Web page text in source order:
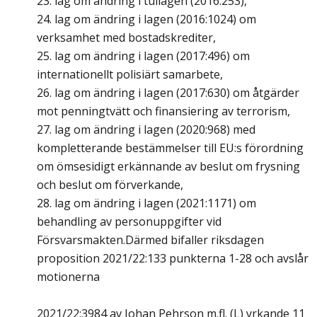
24. lag om ändring i lagen (2016:1024) om
verksamhet med bostadskrediter,
25. lag om ändring i lagen (2017:496) om
internationellt polisiärt samarbete,
26. lag om ändring i lagen (2017:630) om åtgärder
mot penningtvätt och finansiering av terrorism,
27. lag om ändring i lagen (2020:968) med
kompletterande bestämmelser till EU:s förordning
om ömsesidigt erkännande av beslut om frysning
och beslut om förverkande,
28. lag om ändring i lagen (2021:1171) om
behandling av personuppgifter vid
Försvarsmakten.Därmed bifaller riksdagen
proposition 2021/22:133 punkterna 1-28 och avslår
motionerna
2021/22:3984 av Johan Pehrson m.fl. (L) yrkande 11